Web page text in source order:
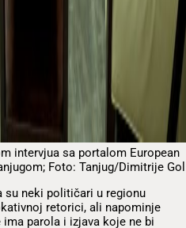
intervjua sa portalom European
Foto: Tanjug/Dimitrije
su neki političari u regionu
retorici, ali napominje
parola i izjava koje ne bi